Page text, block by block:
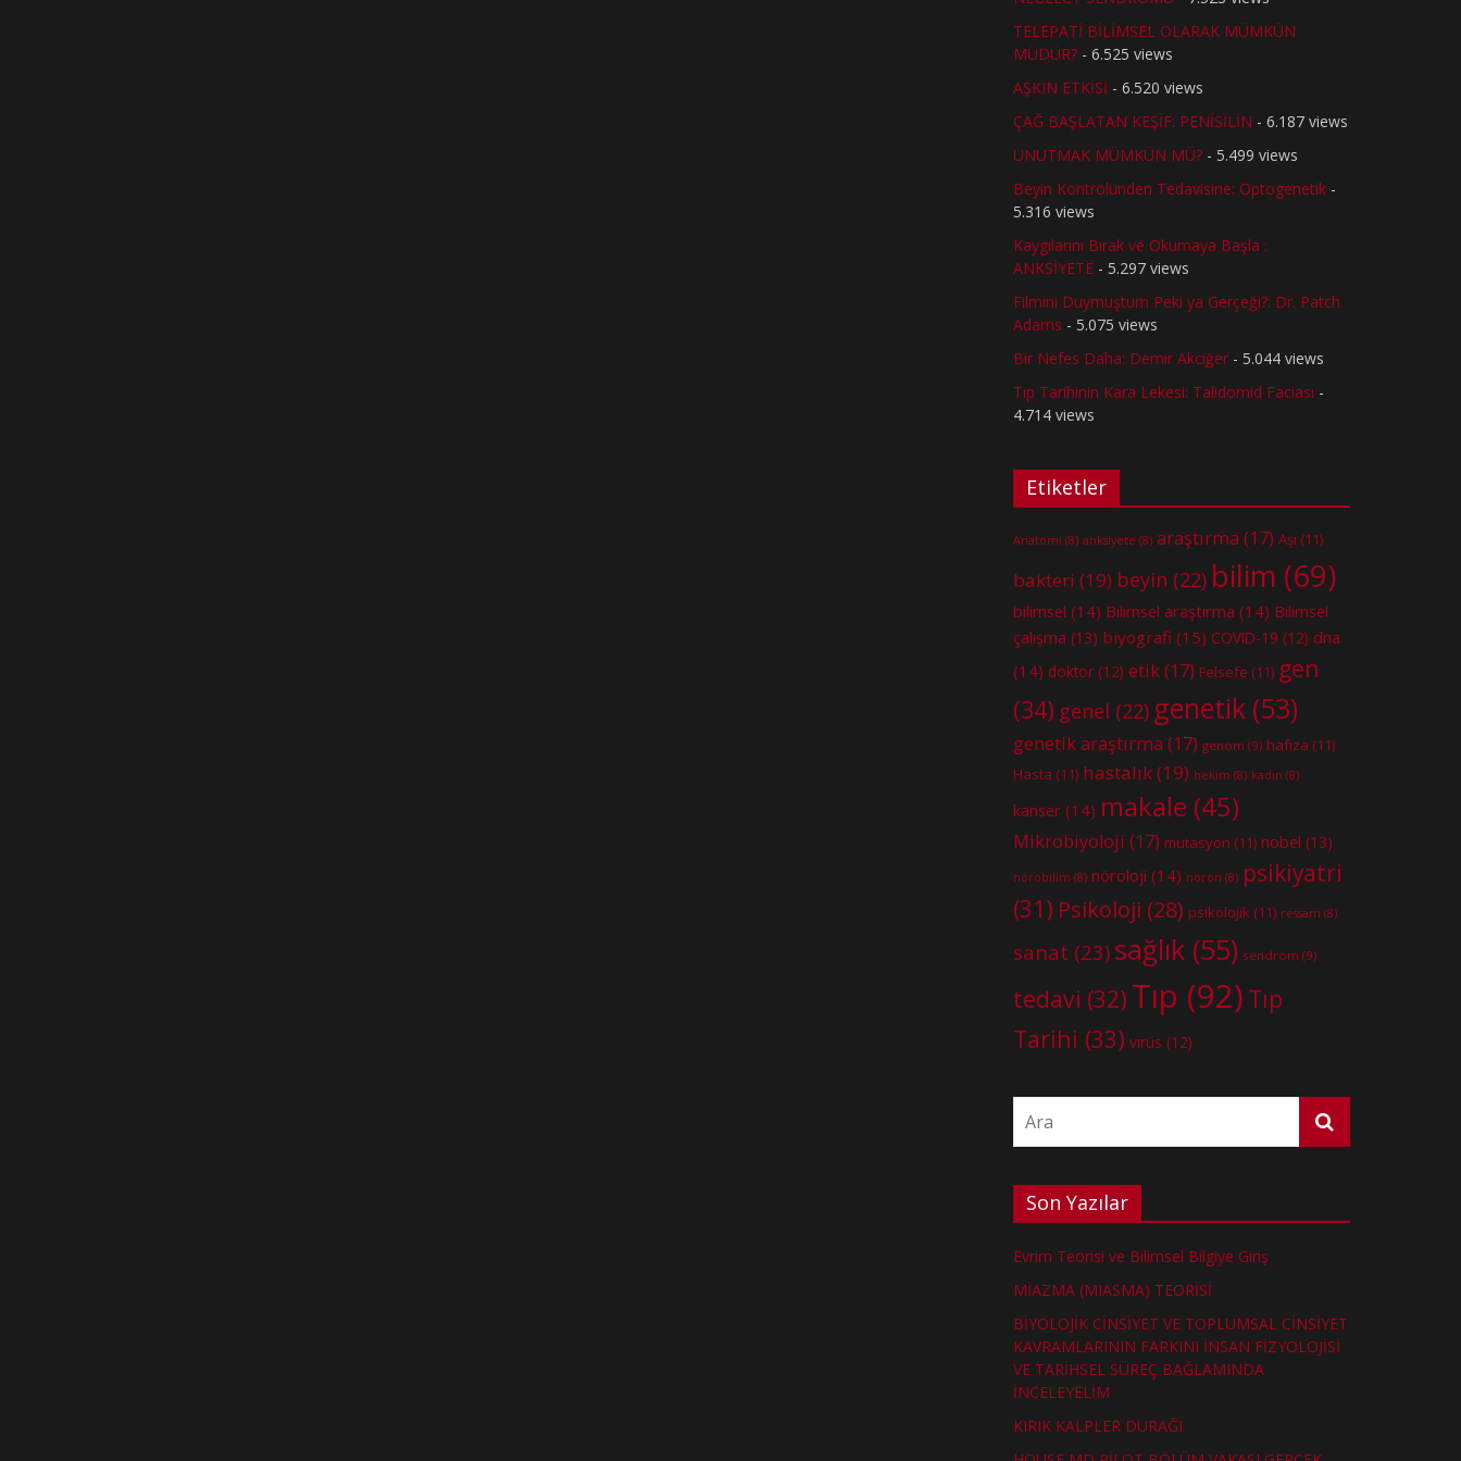
TELEPATİ BİLİMSEL OLARAK MÜMKÜN
MÜDÜR? - 6.525 views
AŞKIN ETKİSİ - 6.520 views
ÇAĞ BAŞLATAN KEŞİF: PENİSİLİN - 6.187 views
UNUTMAK MÜMKÜN MÜ? - 5.499 views
Beyin Kontrolünden Tedavisine: Optogenetik -
5.316 views
Kaygılarını Bırak ve Okumaya Başla :
ANKSİYETE - 5.297 views
Filmini Duymuştum Peki ya Gerçeği?: Dr. Patch
Adams - 5.075 views
Bir Nefes Daha: Demir Akciğer - 5.044 views
Tıp Tarihinin Kara Lekesi: Talidomid Faciası -
4.714 views
Etiketler
Anatomi (8) anksiyete (8) araştırma (17) Aşı (11)
bakteri (19) beyin (22) bilim (69)
bilimsel (14) Bilimsel araştırma (14) Bilimsel
çalışma (13) biyografi (15) COVID-19 (12) dna
(14) doktor (12) etik(17) Felsefe (11) gen
(34) genel (22) genetik (53)
genetik araştırma (17) genom (9) hafıza (11)
Hasta (11) hastalık(19) hekim (8) kadın (8)
kanser (14) makale (45)
Mikrobiyoloji (17) mutasyon (11) nobel (13)
nörobilim (8) nöroloji (14) nöron (8) psikiyatri
(31) Psikoloji (28) psikolojik (11) ressam (8)
sanat (23) sağlık (55) sendrom (9)
tedavi (32) Tıp (92) Tıp
Tarihi (33) virüs (12)
Son Yazılar
Evrim Teorisi ve Bilimsel Bilgiye Giriş
MİAZMA (MIASMA) TEORİSİ
BİYOLOJİK CİNSİYET VE TOPLUMSAL CİNSİYET
KAVRAMLARININ FARKINI İNSAN FİZYOLOJİSİ
VE TARİHSEL SÜREÇ BAĞLAMINDA
İNCELEYELİM
KIRIK KALPLER DURAĞI